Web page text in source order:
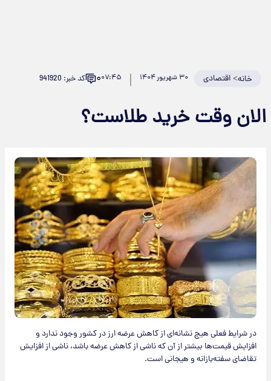
خانه>اقتصادی ۳۰ شهریور ۱۴۰۴ ۰۷:۴۵۰ کد خبر: 941920
الان وقت خرید طلاست؟
در شرایط فعلی هیچ نشانه‌ای از کاهش عرضه ارز در کشور وجود ندارد و
افزایش قیمت‌ها بیشتر از آن که ناشی از کاهش عرضه باشد، ناشی از افزایش
تقاضای سفته‌بازانه و هیجانی است.